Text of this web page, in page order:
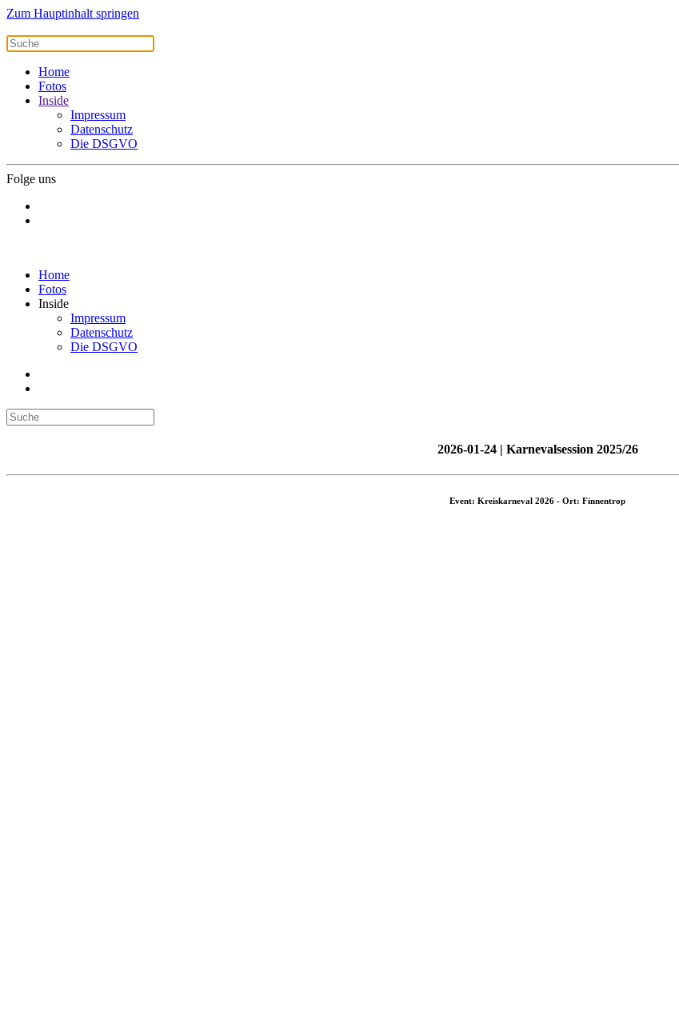
Zum Hauptinhalt springen
Home
Fotos
Inside
Impressum
Datenschutz
Die DSGVO
Folge uns
Home
Fotos
Inside
Impressum
Datenschutz
Die DSGVO
2026-01-24 | Karnevalsession 2025/26
Event: Kreiskarneval 2026 - Ort: Finnentrop